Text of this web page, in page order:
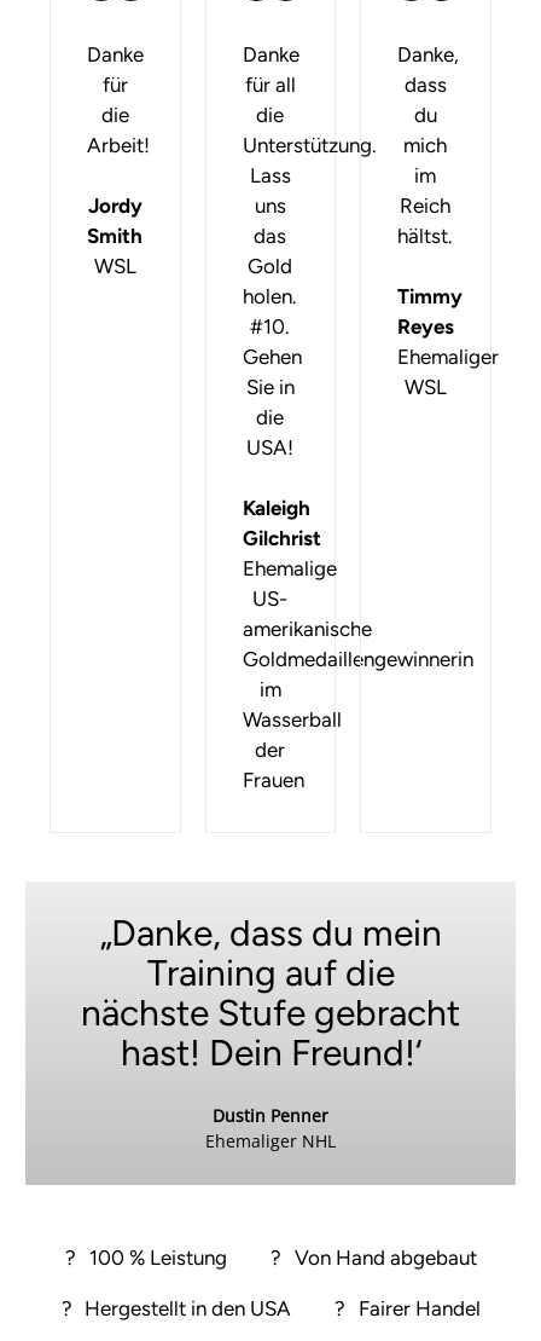
Danke
für
die
Arbeit!
Jordy
Smith
WSL
Danke
für all
die
Unterstützung.
Lass
uns
das
Gold
holen.
#10.
Gehen
Sie in
die
USA!
Kaleigh
Gilchrist
Ehemalige
US-
amerikanische
Goldmedaillengewinnerin
im
Wasserball
der
Frauen
Danke,
dass
du
mich
im
Reich
hältst.
Timmy
Reyes
Ehemaliger
WSL
„Danke, dass du mein
Training auf die
nächste Stufe gebracht
hast! Dein Freund!‘
Dustin Penner
Ehemaliger NHL
? 100 % Leistung ? Von Hand abgebaut
? Hergestellt in den USA ? Fairer Handel